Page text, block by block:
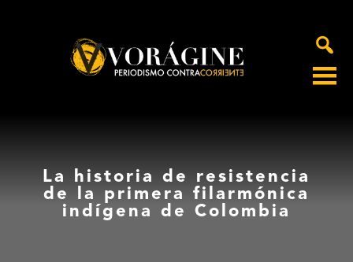
La historia de resistencia
de la primera filarmónica
indígena de Colombia